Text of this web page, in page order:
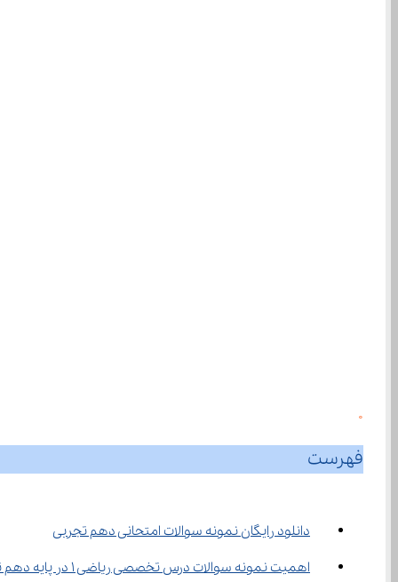
0
فهرست
دانلود رایگان نمونه سوالات امتحانی دهم تجربی
اهمیت نمونه سوالات درس تخصصی ریاضی 1 در پایه دهم تجربی